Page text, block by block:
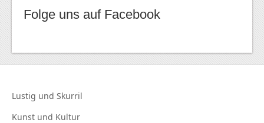
Folge uns auf Facebook
Lustig und Skurril
Kunst und Kultur